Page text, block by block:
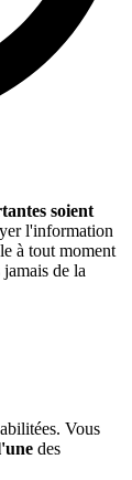
soient
l'information
à tout moment
de la
Vous
des